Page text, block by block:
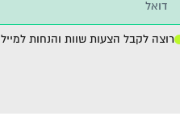
רוצה לקבל הצעות שוות והנחות למייל